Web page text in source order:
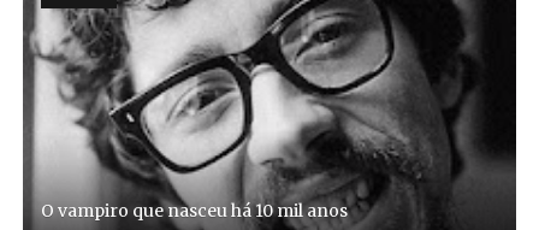
O vampiro que nasceu há 10 mil anos